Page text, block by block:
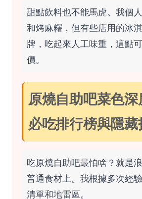
甜點飲料也不能馬虎。我個
和烤麻糬，但有些店用的冰
牌，吃起來人工味重，這點
價。
原燒自助吧菜色深
必吃排行榜與隱藏
吃原燒自助吧最怕啥？就是
普通食材上。我根據多次經
清單和地雷區。